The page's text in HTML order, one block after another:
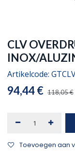
CLV
INOX/
Artikelcode:
94,44€ 118,05€
Toevoegen aan